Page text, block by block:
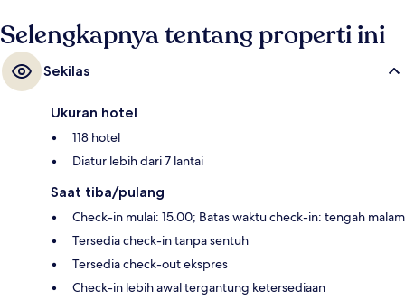
Selengkapnya tentang properti ini
Sekilas
Ukuran hotel
118 hotel
Diatur lebih dari 7 lantai
Saat tiba/pulang
Check-in mulai: 15.00; Batas waktu check-in: tengah malam
Tersedia check-in tanpa sentuh
Tersedia check-out ekspres
Check-in lebih awal tergantung ketersediaan